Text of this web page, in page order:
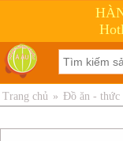
Trang chủ » Đồ ăn - thức